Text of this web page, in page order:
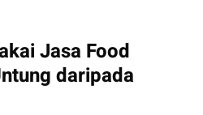
Jasa Food
daripada